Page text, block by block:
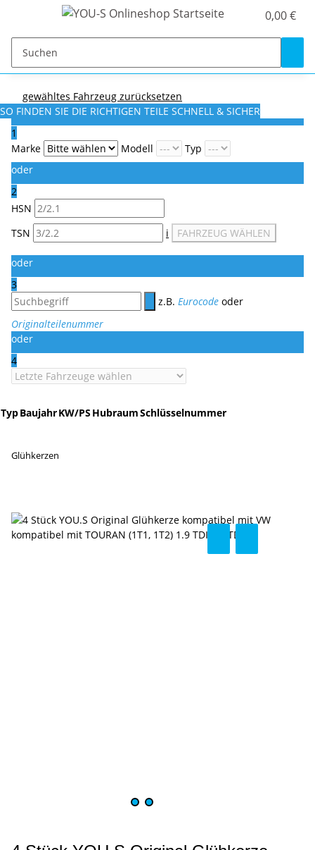
0,00 €
gewähltes Fahrzeug zurücksetzen
SO FINDEN SIE DIE RICHTIGEN TEILE SCHNELL & SICHER
1
Marke
Modell
Typ
oder
2
HSN
TSN
i FAHRZEUG WÄHLEN
oder
3
z.B. Eurocode oder
Originalteilenummer
oder
4
TypBaujahrKW/PS HubraumSchlüsselnummer
Glühkerzen